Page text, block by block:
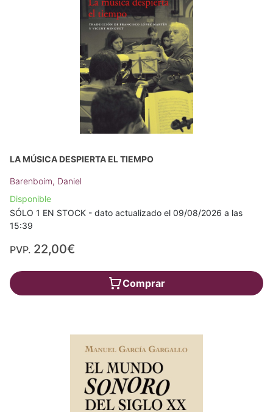
LA MÚSICA DESPIERTA EL TIEMPO
Barenboim, Daniel
Disponible
SÓLO 1 EN STOCK - dato actualizado el 09/08/2026 a las
15:39
PVP. 22,00€
Comprar